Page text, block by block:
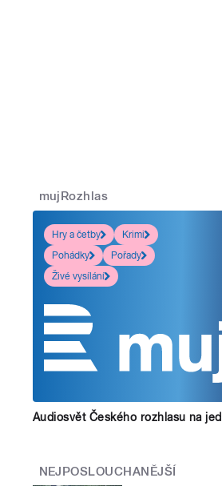
mujRozhlas
Hry a četby
Krimi
Pohádky
Pořady
Živé vysílání
Audiosvět Českého rozhlasu na
NEJPOSLOUCHANĚJŠÍ